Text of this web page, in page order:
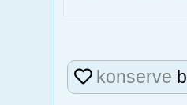
konserve